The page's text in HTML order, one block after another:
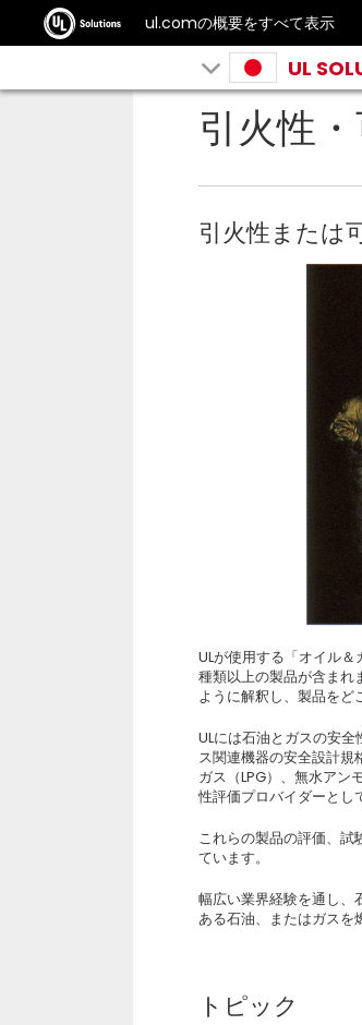
ul.comの概要をすべて表示
UL
引火性
引火性または
ULが使用する「オイル
種類以上の製品が含まれ
ように解釈し、製品をど
ULには石油とガスの安
ス関連機器の安全設計規
ガス（LPG）、無水ア
性評価プロバイダーとし
これらの製品の評価、試
ています。
幅広い業界経験を通し、
ある石油、またはガスを
トピック